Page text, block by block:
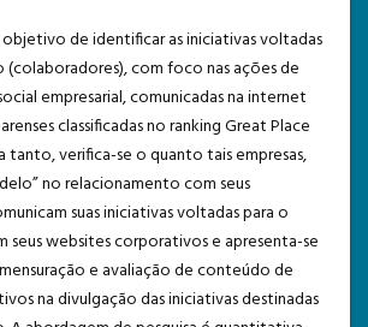
de identificar as iniciativas voltadas
com foco nas ações de
empresarial, comunicadas na internet
classificadas no ranking Great Place
tanto, verifica-se o quanto tais empresas,
no relacionamento com seus
suas iniciativas voltadas para o
seus websites corporativos e apresenta-se
e avaliação de conteúdo de
na divulgação das iniciativas destinadas